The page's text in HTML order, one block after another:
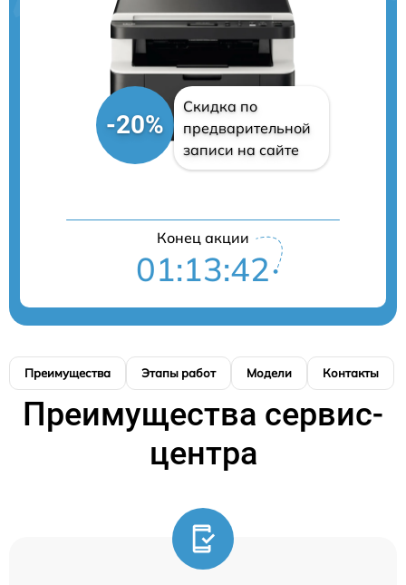
-20%
Скидка по
предварительной
записи на сайте
Конец акции
01:13:41
Преимущества Этапы работ Модели Контакты
Преимущества сервис-
центра